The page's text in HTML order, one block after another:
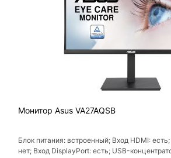
Монитор Asus VA27AQSB
Блок питания: встроенный; Вход HDMI:
нет; Вход DisplayPort: есть; USB-